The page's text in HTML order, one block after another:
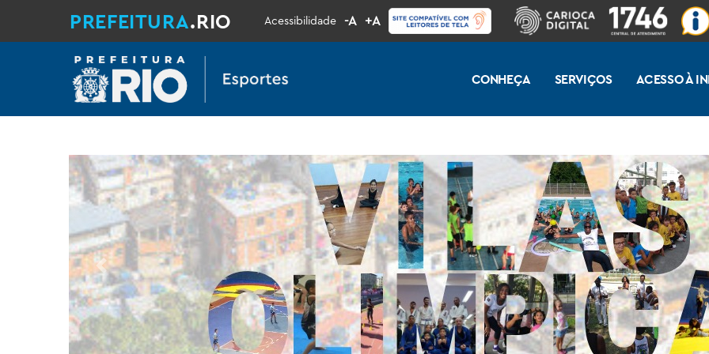
PREFEITURA.RIO Acessibilidade -A +A
CONHEÇA SERVIÇOS ACESSO À
Previous